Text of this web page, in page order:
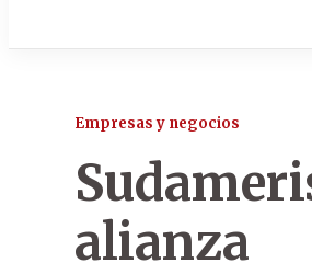
Empresas y negocios
alianza